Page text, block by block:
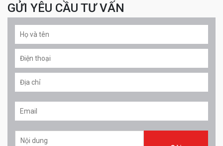
GỬI YÊU CẦU TƯ VẤN